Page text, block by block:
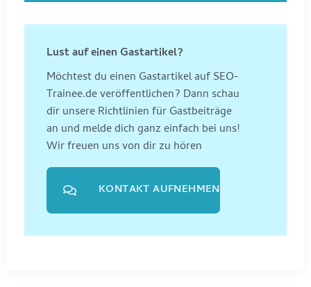
Lust auf einen Gastartikel?
Möchtest du einen Gastartikel auf SEO-
Trainee.de veröffentlichen? Dann schau
dir unsere Richtlinien für Gastbeiträge
an und melde dich ganz einfach bei uns!
Wir freuen uns von dir zu hören
KONTAKT AUFNEHMEN